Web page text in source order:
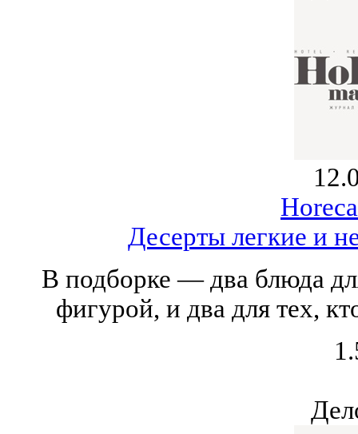
Десерты легкие и
В подборке — два блюда
фигурой, и два для тех,